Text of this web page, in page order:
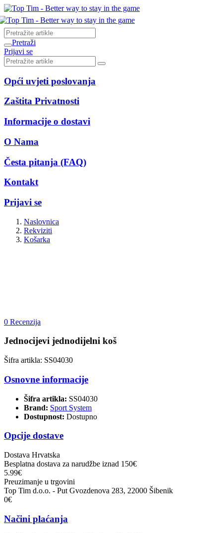
Pretraži
Prijavi se
Opći uvjeti poslovanja
Zaštita Privatnosti
Informacije o dostavi
O Nama
Česta pitanja (FAQ)
Kontakt
Prijavi se
Naslovnica
Rekviziti
Košarka
0 Recenzija
Jednocijevi jednodijelni koš
Šifra artikla: SS04030
Osnovne informacije
Šifra artikla: SS04030
Brand: Sport System
Dostupnost: Dostupno
Opcije dostave
Dostava Hrvatska
Besplatna dostava za narudžbe iznad 150€
5.99€
Preuzimanje u trgovini
Top Tim d.o.o. - Put Gvozdenova 283, 22000 Šibenik
0€
Načini plaćanja